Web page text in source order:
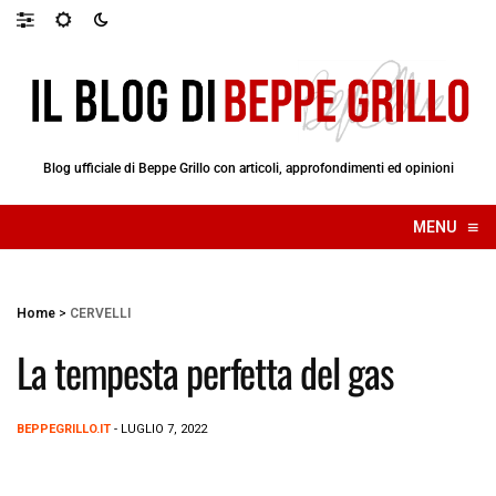
Blog ufficiale di Beppe Grillo con articoli, approfondimenti ed opinioni
MENU ≡
☰
Home > CERVELLI
La tempesta perfetta del gas
BEPPEGRILLO.IT - LUGLIO 7, 2022